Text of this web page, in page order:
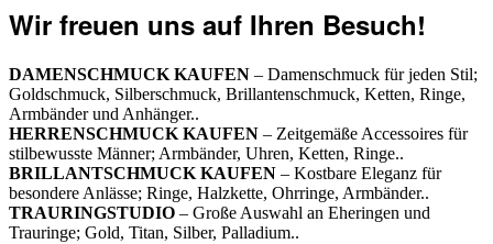
Wir freuen uns auf Ihren Besuch!
DAMENSCHMUCK KAUFEN – Damenschmuck für jeden Stil;
Goldschmuck, Silberschmuck, Brillantenschmuck, Ketten, Ringe,
Armbänder und Anhänger..
HERRENSCHMUCK KAUFEN – Zeitgemäße Accessoires für
stilbewusste Männer; Armbänder, Uhren, Ketten, Ringe..
BRILLANTSCHMUCK KAUFEN – Kostbare Eleganz für
besondere Anlässe; Ringe, Halzkette, Ohrringe, Armbänder..
TRAURINGSTUDIO – Große Auswahl an Eheringen und
Trauringe; Gold, Titan, Silber, Palladium..